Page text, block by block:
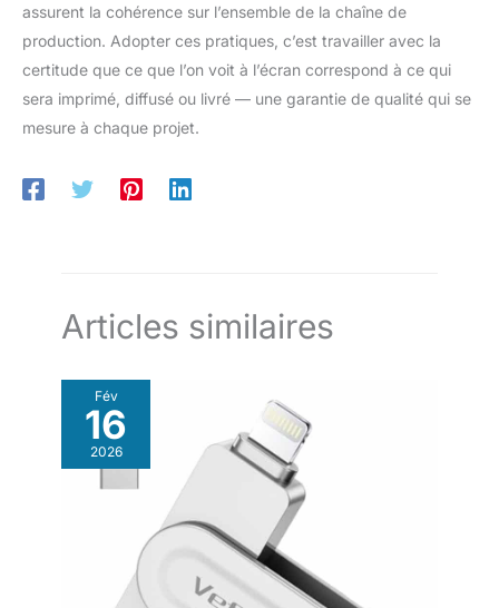
assurent la cohérence sur l’ensemble de la chaîne de
production. Adopter ces pratiques, c’est travailler avec la
certitude que ce que l’on voit à l’écran correspond à ce qui
sera imprimé, diffusé ou livré — une garantie de qualité qui se
mesure à chaque projet.
Articles similaires
Fév
16
2026